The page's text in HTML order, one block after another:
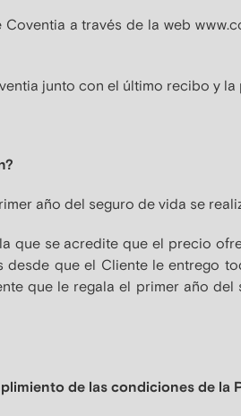
a través de la web
junto con el último recibo y
año del seguro de vida se
que se acredite que el precio
desde que el Cliente le entrego
que le regala el primer año
de las condiciones de la